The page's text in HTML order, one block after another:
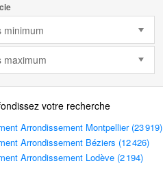
minimum
maximum
votre recherche
Arrondissement Montpellier (23 919)
Arrondissement Béziers (12 426)
Arrondissement Lodève (2 194)